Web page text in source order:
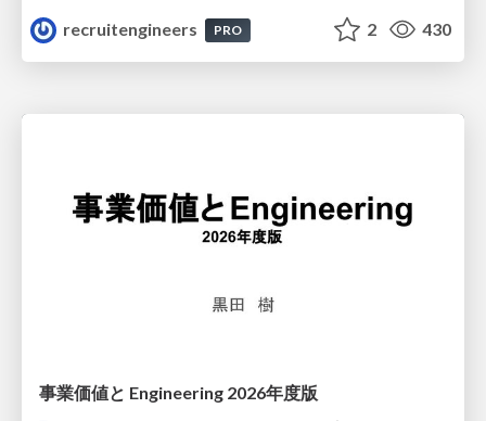
recruitengineers
PRO 2 430
事業価値と Engineering 2026年度版